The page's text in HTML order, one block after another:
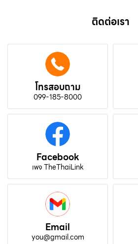
ติดต่อเรา
โทรสอบถาม
099-185-8000
Facebook
เพจ TheThaiLink
Email
you@gmail.com